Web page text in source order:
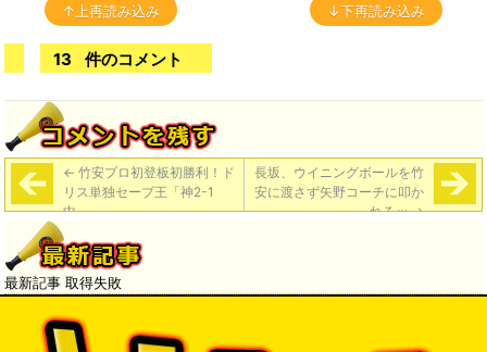
↑上再読み込み ↓下再読み込み
13 件のコメント
← 竹安プロ初登板初勝利！ド
リス単独セーブ王「神2-1
中」
長坂、ウイニングボールを竹
安に渡さず矢野コーチに叩か
れるｗ→
最新記事 取得失敗